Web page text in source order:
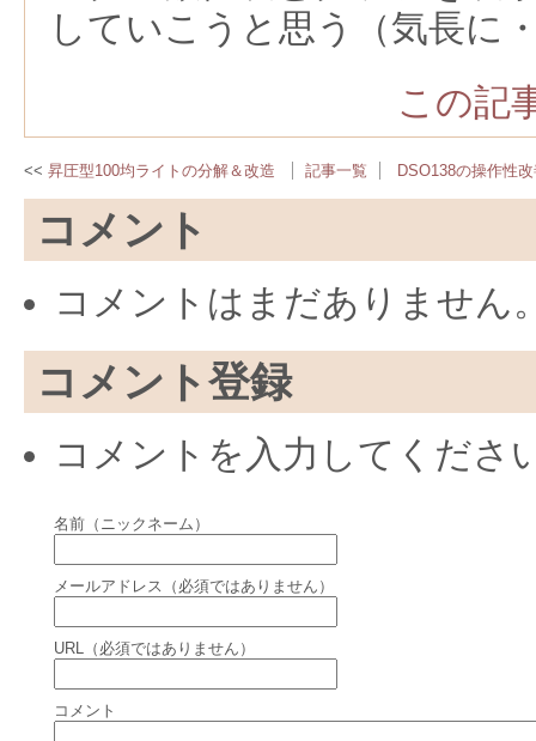
していこうと思う（気長に
この記
昇圧型100均ライトの分解＆改造 記事一覧 DSO138の操作性
コメント
コメントはまだありません
コメント登録
コメントを入力してくださ
名前（ニックネーム）
メールアドレス（必須ではありません）
URL（必須ではありません）
コメント